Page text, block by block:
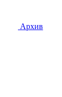
Архив